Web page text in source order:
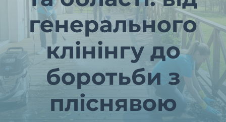
генерального
клінінгу до
боротьби з
пліснявою